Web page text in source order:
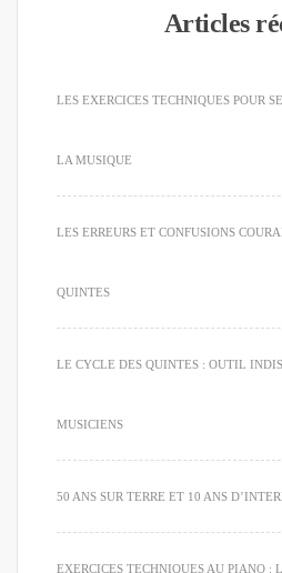
Articles
LES EXERCICES TECHNIQUES POUR
LA MUSIQUE
LES ERREURS ET CONFUSIONS
QUINTES
LE CYCLE DES QUINTES : OUTIL
MUSICIENS
50 ANS SUR TERRE ET 10 ANS
EXERCICES TECHNIQUES AU PIANO :